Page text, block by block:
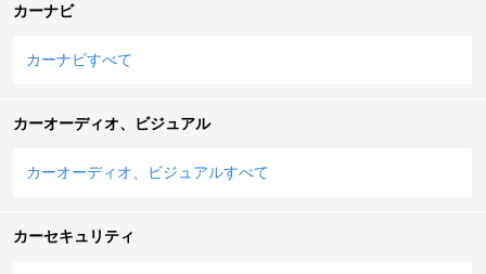
カーナビ
カーナビすべて
カーオーディオ、ビジュアル
カーオーディオ、ビジュアルすべて
カーセキュリティ